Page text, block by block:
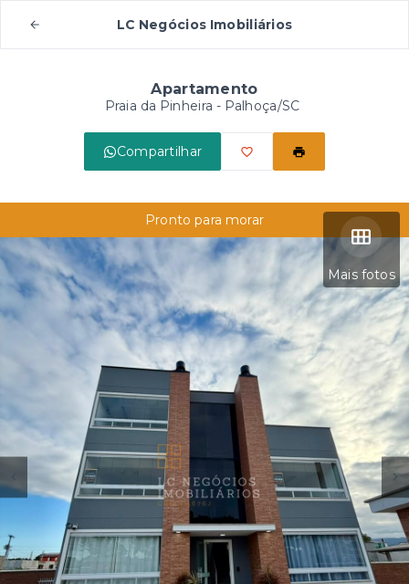
LC Negócios Imobiliários
Apartamento
Praia da Pinheira - Palhoça/SC
Compartilhar
Mais fotos
Pronto para morar